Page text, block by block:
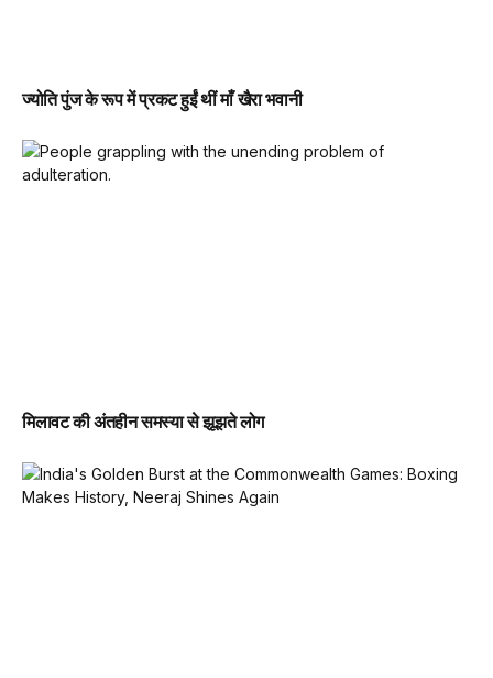
ज्योति पुंज के रूप में प्रकट हुईं थीं माँ खैरा भवानी
मिलावट की अंतहीन समस्या से झूझते लोग